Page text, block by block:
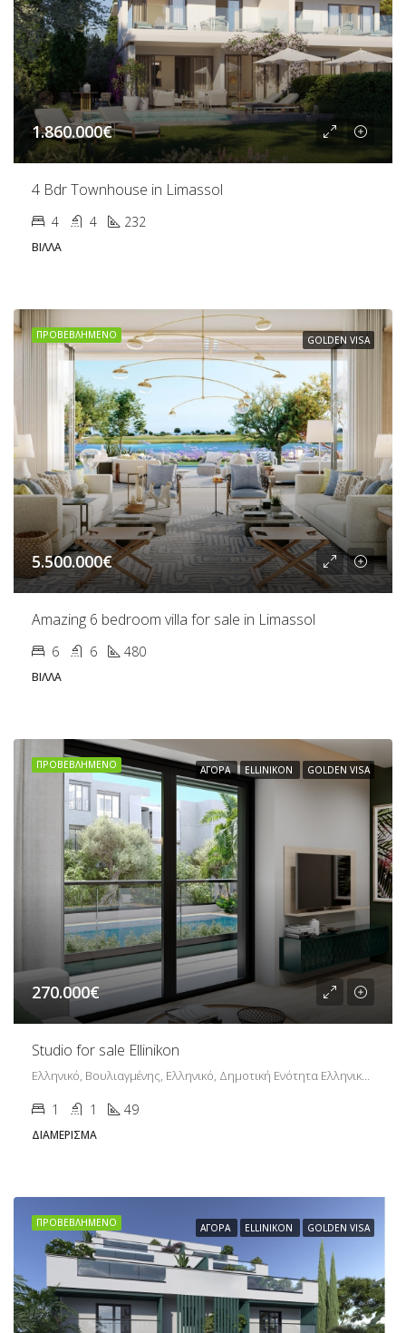
1.860.000€
4 Bdr Townhouse in Limassol
4 4 232
ΒΊΛΛΑ
ΠΡΟΒΕΒΛΗΜΈΝΟ GOLDEN VISA
5.500.000€
Amazing 6 bedroom villa for sale in Limassol
6 6 480
ΒΊΛΛΑ
ΠΡΟΒΕΒΛΗΜΈΝΟ ΑΓΟΡΆ ELLINIKON GOLDEN VISA
270.000€
Studio for sale Ellinikon
1 1 49
ΔΙΑΜΈΡΙΣΜΑ
ΠΡΟΒΕΒΛΗΜΈΝΟ ΑΓΟΡΆ ELLINIKON GOLDEN VISA